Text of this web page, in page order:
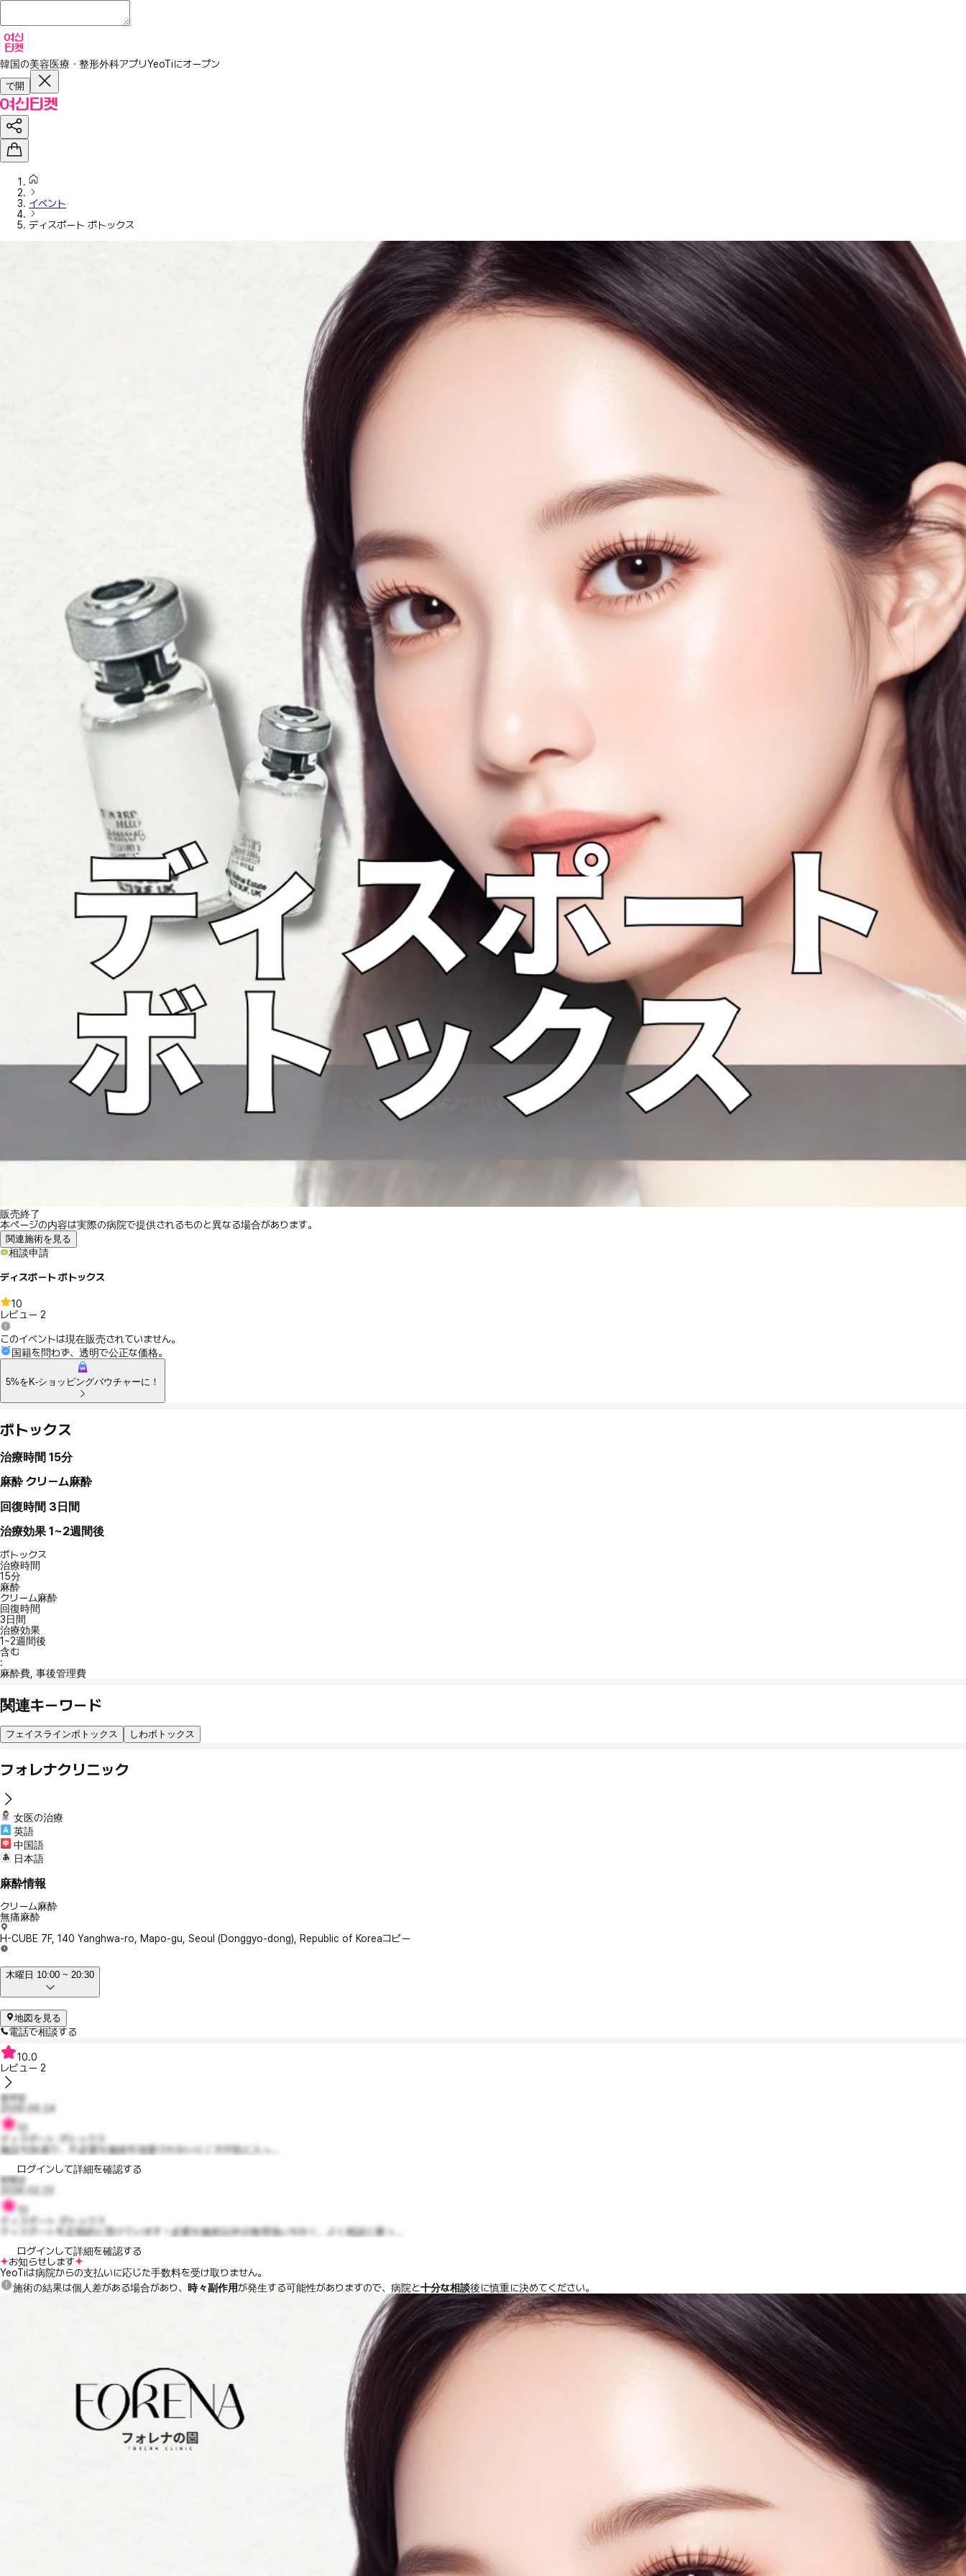
韓国の美容医療・整形外科アプリYeoTiにオープン
で開
イベント
ディスポート ボトックス
販売終了
本ページの内容は実際の病院で提供されるものと異なる場合があります。
関連施術を見る
相談申請
ディスポート ボトックス
10
レビュー 2
このイベントは現在販売されていません。
国籍を問わず、透明で公正な価格。
5%をK-ショッピングバウチャーに！
ボトックス
治療時間 15分
麻酔 クリーム麻酔
回復時間 3日間
治療効果 1~2週間後
ボトックス
治療時間
15分
麻酔
クリーム麻酔
回復時間
3日間
治療効果
1~2週間後
含む
:
麻酔費, 事後管理費
関連キーワード
フェイスラインボトックス しわボトックス
フォレナクリニック
女医の治療
英語
中国語
日本語
麻酔情報
クリーム麻酔
無痛麻酔
H-CUBE 7F, 140 Yanghwa-ro, Mapo-gu, Seoul (Donggyo-dong), Republic of Koreaコピー
木曜日 10:00 ~ 20:30
地図を見る
電話で相談する
10.0
レビュー 2
블루맘
2026.06.24
ディスポート ボトックス
施設も快適で、不必要な施術を強要されないところが気に入っ...
ログインして詳細を確認する
삥뺑셩
ディスポート ボトックス
ディスポートを定期的に受けています！必要な施術以外は無理強いもなく、よく相談に乗っ...
ログインして詳細を確認する
お知らせします
YeoTiは病院からの支払いに応じた手数料を受け取りません。
施術の結果は個人差がある場合があり、 時々副作用が発生する可能性がありますので、病院と十分な相談後に慎重に決めてください。